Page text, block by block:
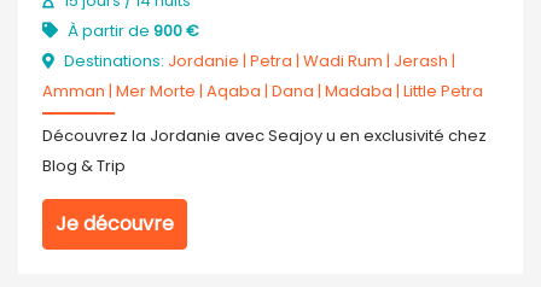
À partir de 900 €
Destinations: Jordanie | Petra | Wadi Rum | Jerash |
Amman | Mer Morte | Aqaba | Dana | Madaba | Little Petra
Découvrez la Jordanie avec Seajoy u en exclusivité chez
Blog & Trip
Je découvre